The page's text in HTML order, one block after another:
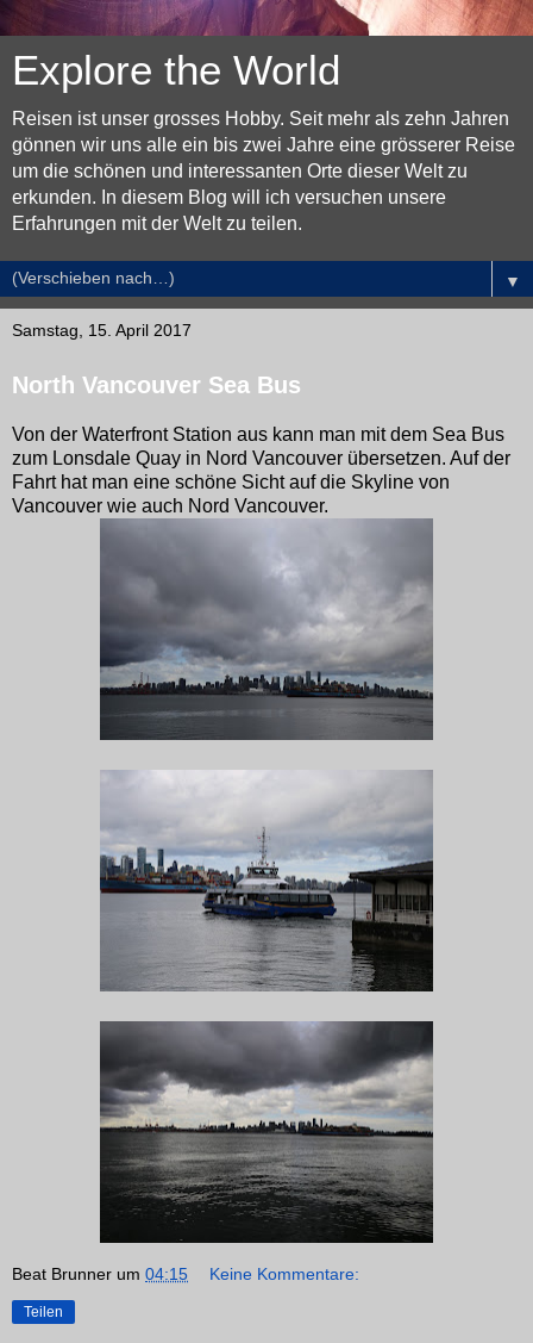
Explore the World
Reisen ist unser grosses Hobby. Seit mehr als zehn Jahren
gönnen wir uns alle ein bis zwei Jahre eine grösserer Reise
um die schönen und interessanten Orte dieser Welt zu
erkunden. In diesem Blog will ich versuchen unsere
Erfahrungen mit der Welt zu teilen.
▼
Samstag, 15. April 2017
North Vancouver Sea Bus
Von der Waterfront Station aus kann man mit dem Sea Bus
zum Lonsdale Quay in Nord Vancouver übersetzen. Auf der
Fahrt hat man eine schöne Sicht auf die Skyline von
Vancouver wie auch Nord Vancouver.
Beat Brunner um 04:15 Keine Kommentare:
Teilen